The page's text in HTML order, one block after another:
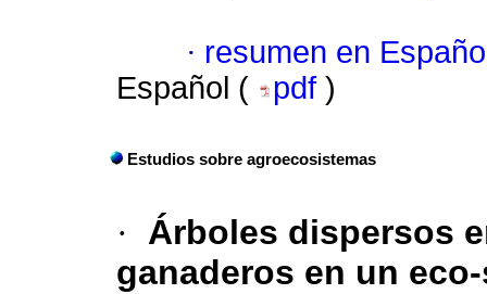
· resumen en
Español (
pdf )
Estudios sobre agroecosistemas
·
Árboles dispersos
ganaderos en un